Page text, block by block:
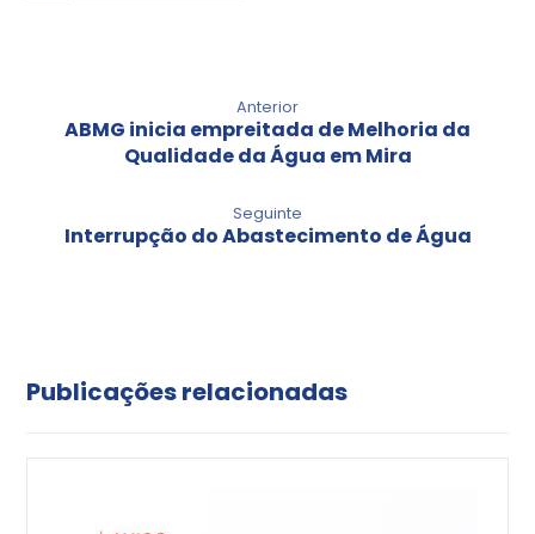
Anterior
ABMG inicia empreitada de Melhoria da
Qualidade da Água em Mira
Seguinte
Interrupção do Abastecimento de Água
Publicações relacionadas